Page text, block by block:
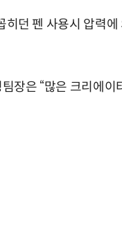
히던 펜 사용시 압력
장은 “많은 크리에